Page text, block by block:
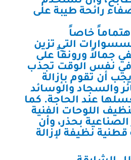
رائحة طيبة على
خاصاً
التي تزين
جمالاً ورونقاً على
في نفس الوقت تجذب
يجب أن تقوم بإزالة
والسجاد والوسائد
عند الحاجة. كما
اللوحات الفنية
بحذر، وأن
نظيفة لإزالة